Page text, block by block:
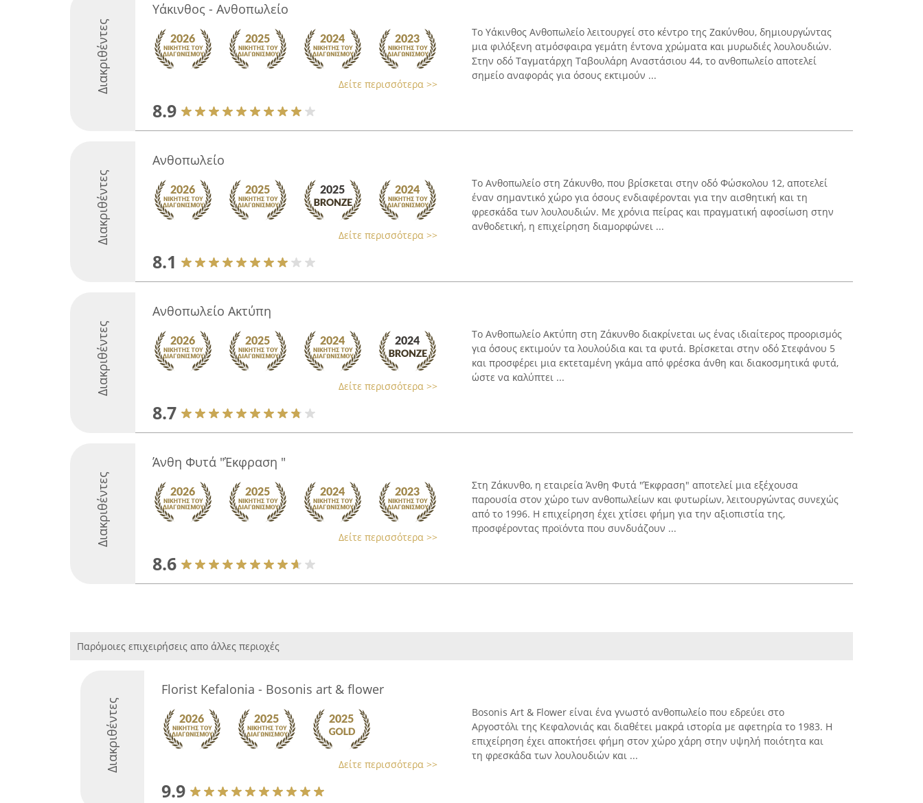
Διακριθέντες
Υάκινθος - Ανθοπωλείο
Δείτε περισσότερα >>
8.9
Το Υάκινθος Ανθοπωλείο λειτουργεί στο κέντρο της Ζακύνθου, δημιουργώντας
μια φιλόξενη ατμόσφαιρα γεμάτη έντονα χρώματα και μυρωδιές λουλουδιών.
Στην οδό Ταγματάρχη Ταβουλάρη Αναστάσιου 44, το ανθοπωλείο αποτελεί
σημείο αναφοράς για όσους εκτιμούν ...
Διακριθέντες
Ανθοπωλείο
Δείτε περισσότερα >>
8.1
Το Ανθοπωλείο στη Ζάκυνθο, που βρίσκεται στην οδό Φώσκολου 12, αποτελεί
έναν σημαντικό χώρο για όσους ενδιαφέρονται για την αισθητική και τη
φρεσκάδα των λουλουδιών. Με χρόνια πείρας και πραγματική αφοσίωση στην
ανθοδετική, η επιχείρηση διαμορφώνει ...
Διακριθέντες
Ανθοπωλείο Ακτύπη
Δείτε περισσότερα >>
8.7
Το Ανθοπωλείο Ακτύπη στη Ζάκυνθο διακρίνεται ως ένας ιδιαίτερος προορισμός
για όσους εκτιμούν τα λουλούδια και τα φυτά. Βρίσκεται στην οδό Στεφάνου 5
και προσφέρει μια εκτεταμένη γκάμα από φρέσκα άνθη και διακοσμητικά φυτά,
ώστε να καλύπτει ...
Διακριθέντες
Άνθη Φυτά "Έκφραση "
Δείτε περισσότερα >>
8.6
Στη Ζάκυνθο, η εταιρεία Άνθη Φυτά "Έκφραση" αποτελεί μια εξέχουσα
παρουσία στον χώρο των ανθοπωλείων και φυτωρίων, λειτουργώντας συνεχώς
από το 1996. Η επιχείρηση έχει χτίσει φήμη για την αξιοπιστία της,
προσφέροντας προϊόντα που συνδυάζουν ...
Παρόμοιες επιχειρήσεις απο άλλες περιοχές
Διακριθέντες
Florist Kefalonia - Bosonis art & flower
Δείτε περισσότερα >>
9.9
Bosonis Art & Flower είναι ένα γνωστό ανθοπωλείο που εδρεύει στο
Αργοστόλι της Κεφαλονιάς και διαθέτει μακρά ιστορία με αφετηρία το 1983. Η
επιχείρηση έχει αποκτήσει φήμη στον χώρο χάρη στην υψηλή ποιότητα και
τη φρεσκάδα των λουλουδιών και ...